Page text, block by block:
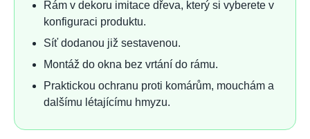
Rám v dekoru imitace dřeva, který si vyberete v
konfiguraci produktu.
Síť dodanou již sestavenou.
Montáž do okna bez vrtání do rámu.
Praktickou ochranu proti komárům, mouchám a
dalšímu létajícímu hmyzu.